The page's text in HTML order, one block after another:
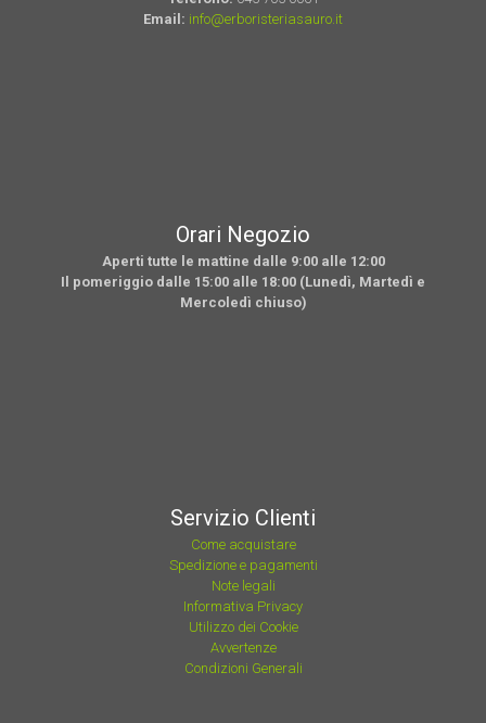
Email: info@erboristeriasauro.it
Orari Negozio
Aperti tutte le mattine dalle 9:00 alle 12:00
Il pomeriggio dalle 15:00 alle 18:00 (Lunedì, Martedì e
Mercoledì chiuso)
Servizio Clienti
Come acquistare
Spedizione e pagamenti
Note legali
Informativa Privacy
Utilizzo dei Cookie
Avvertenze
Condizioni Generali